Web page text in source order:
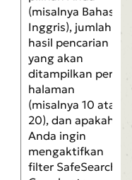
(misalnya Bahasa
Inggris), jumlah
hasil pencarian
yang akan
ditampilkan per
halaman
(misalnya 10 atau
20), dan apakah
Anda ingin
mengaktifkan
filter SafeSearch